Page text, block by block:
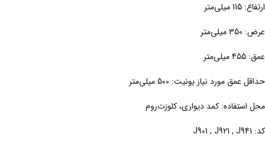
ارتفاع: 115 میلی‌متر
عرض: 350 میلی‌متر
عمق: 455 میلی‌متر
حداقل عمق مورد نیاز یونیت: 500 میلی‌متر
محل استفاده: کمد دیواری، کلوزت‌روم
کد: J901 , J921 , J941